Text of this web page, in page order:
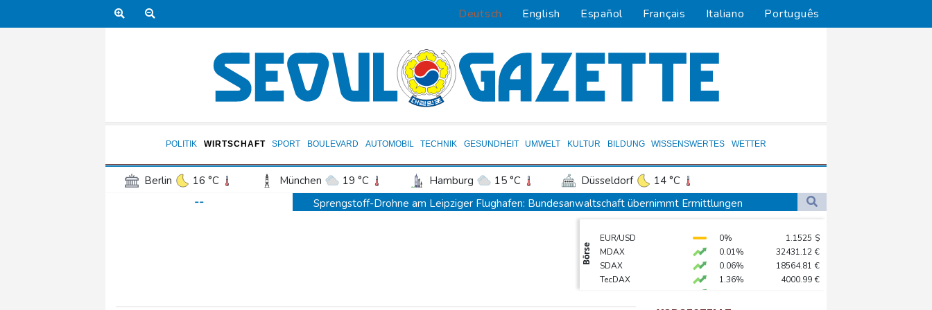
Deutsch English Español Français Italiano Português
POLITIK WIRTSCHAFT SPORT BOULEVARD AUTOMOBIL TECHNIK GESUNDHEIT UMWELT KULTUR BILDUNG WISSENSWERTES WETTER
Berlin 16 °C München 19 °C Hamburg 15 °C Düsseldorf
14 °C
Frankfurt am Main
Potsdam 17 °C Leipzig 16 °C Dortmund
12 °C
Bremen
Wien
--
Sprengstoff-Drohne am Leipziger Flughafen: Bundesanwaltschaft übernimmt Ermittlungen
Regierung und Opposition in Venezuela beginnen offiziellen Dialog - ohne Machado
USA wollen bei Visa-Anträgen offenbar Online-Aktivitäten noch stärker überprüfen
Röwekamp: Innenministerium muss zentral für Drohnenabwehr zuständig sein
Börse
EUR/USD 0% 1.1525 $
MDAX
0.01% 32431.12 €
SDAX
0.06% 18564.81 €
TecDAX
1.36% 4000.99 €
DAX
0.05%